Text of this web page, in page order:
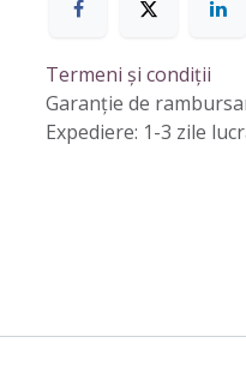
Termeni și condiții
Garanție de
Expediere: 1-3 zile